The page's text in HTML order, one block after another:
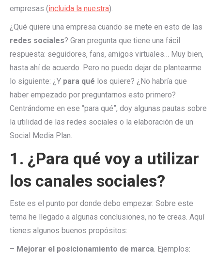
empresas (incluida la nuestra).
¿Qué quiere una empresa cuando se mete en esto de las
redes sociales? Gran pregunta que tiene una fácil
respuesta: seguidores, fans, amigos virtuales… Muy bien,
hasta ahí de acuerdo. Pero no puedo dejar de plantearme
lo siguiente: ¿Y para qué los quiere? ¿No habría que
haber empezado por preguntarnos esto primero?
Centrándome en ese “para qué”, doy algunas pautas sobre
la utilidad de las redes sociales o la elaboración de un
Social Media Plan.
1. ¿Para qué voy a utilizar
los canales sociales?
Este es el punto por donde debo empezar. Sobre este
tema he llegado a algunas conclusiones, no te creas. Aquí
tienes algunos buenos propósitos:
– Mejorar el posicionamiento de marca. Ejemplos: